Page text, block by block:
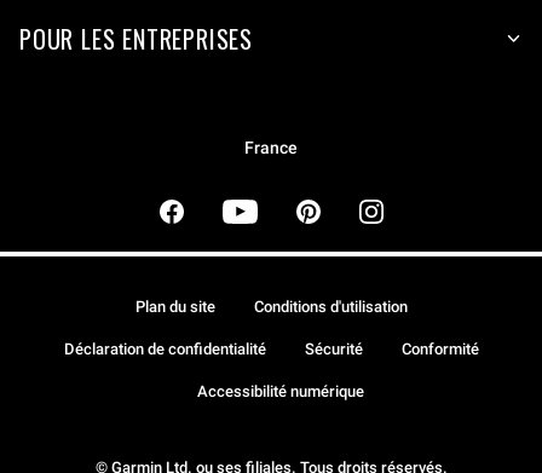
POUR LES ENTREPRISES
France
© Garmin Ltd. ou ses filiales. Tous droits réservés.
Plan du site Conditions d'utilisation
Déclaration de confidentialité Sécurité Conformité
Accessibilité numérique